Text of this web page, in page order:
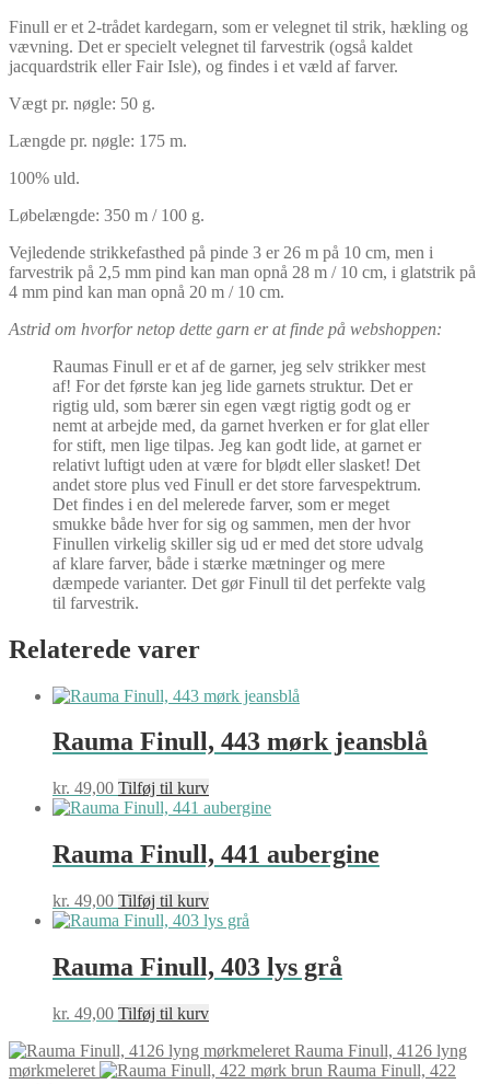
Finull er et 2-trådet kardegarn, som er velegnet til strik, hækling og
vævning. Det er specielt velegnet til farvestrik (også kaldet
jacquardstrik eller Fair Isle), og findes i et væld af farver.
Vægt pr. nøgle: 50 g.
Længde pr. nøgle: 175 m.
100% uld.
Løbelængde: 350 m / 100 g.
Vejledende strikkefasthed på pinde 3 er 26 m på 10 cm, men i
farvestrik på 2,5 mm pind kan man opnå 28 m / 10 cm, i glatstrik på
4 mm pind kan man opnå 20 m / 10 cm.
Astrid om hvorfor netop dette garn er at finde på webshoppen:
Raumas Finull er et af de garner, jeg selv strikker mest
af! For det første kan jeg lide garnets struktur. Det er
rigtig uld, som bærer sin egen vægt rigtig godt og er
nemt at arbejde med, da garnet hverken er for glat eller
for stift, men lige tilpas. Jeg kan godt lide, at garnet er
relativt luftigt uden at være for blødt eller slasket! Det
andet store plus ved Finull er det store farvespektrum.
Det findes i en del melerede farver, som er meget
smukke både hver for sig og sammen, men der hvor
Finullen virkelig skiller sig ud er med det store udvalg
af klare farver, både i stærke mætninger og mere
dæmpede varianter. Det gør Finull til det perfekte valg
til farvestrik.
Relaterede varer
Rauma Finull, 443 mørk jeansblå
kr. 49,00 Tilføj til kurv
Rauma Finull, 441 aubergine
kr. 49,00 Tilføj til kurv
Rauma Finull, 403 lys grå
kr. 49,00 Tilføj til kurv
Rauma Finull, 4126 lyng
mørkmeleret
Rauma Finull, 422